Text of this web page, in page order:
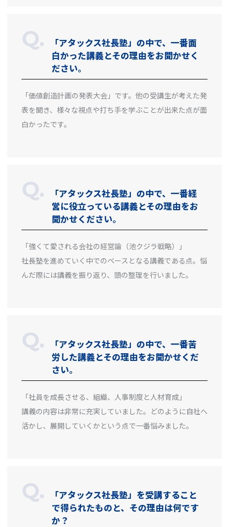
「アタックス社長塾」の中で、一番面
白かった講義とその理由をお聞かせく
ださい。
「価値創造計画の発表大会」です。他の受講生が考えた発
表を聞き、様々な視点や打ち手を学ぶことが出来た点が面
白かったです。
「アタックス社長塾」の中で、一番経
営に役立っている講義とその理由をお
聞かせください。
「強くて愛される会社の経営論（池クジラ戦略）」
社長塾を進めていく中でのベースとなる講義である点。悩
んだ際には講義を振り返り、頭の整理を行いました。
「アタックス社長塾」の中で、一番苦
労した講義とその理由をお聞かせくだ
さい。
「社員を成長させる、組織、人事制度と人材育成」
講義の内容は非常に充実していました。どのように自社へ
活かし、展開していくかという点で一番悩みました。
「アタックス社長塾」を受講すること
で得られたものと、その理由は何です
か？